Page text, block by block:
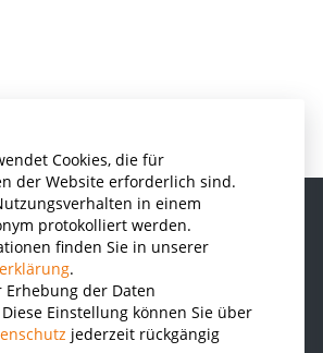
Cookies, die für
der Website erforderlich sind.
in einem
protokolliert werden.
finden Sie in unserer
.
Erhebung der Daten
Einstellung können Sie über
jederzeit rückgängig
Wirtschaftsinformatik
und Vermessung